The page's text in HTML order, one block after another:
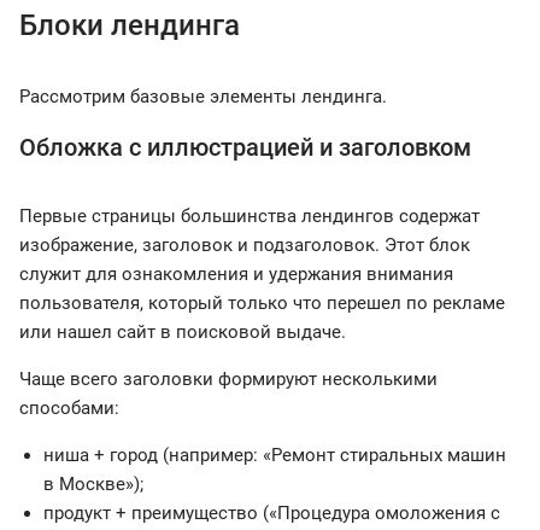
Блоки лендинга
Рассмотрим базовые элементы лендинга.
Обложка с иллюстрацией и заголовком
Первые страницы большинства лендингов содержат
изображение, заголовок и подзаголовок. Этот блок
служит для ознакомления и удержания внимания
пользователя, который только что перешел по рекламе
или нашел сайт в поисковой выдаче.
Чаще всего заголовки формируют несколькими
способами:
ниша + город (например: «Ремонт стиральных машин
в Москве»);
продукт + преимущество («Процедура омоложения с